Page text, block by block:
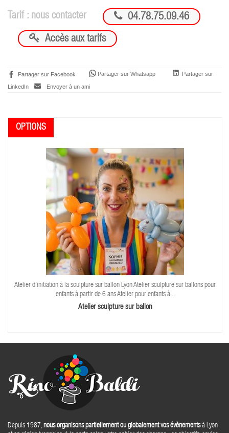
Tarif : nous contacter  04.78.75.09.46
 Accès aux tarifs
Partager sur Facebook Partager sur Whatsapp Partager sur
LinkedIn Envoyer à un ami
Atelier d'initiation à la sculpture sur ballon Lyon Atelier sculpture sur ballons pour
enfants à partir de 6 ans Atelier pour enfants à...
Atelier sculpture sur ballon
Depuis 1987,nous organisons partiellement ou globalement vos évènementsà Lyon